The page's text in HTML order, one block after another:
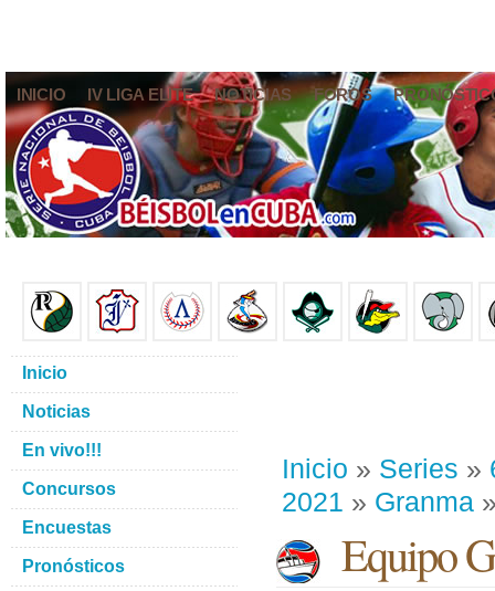
INICIO IV LIGA ELITE NOTICIAS FOROS
Inicio » Series »
2021 » Granma
Equipo
Inicio
Noticias
En vivo!!!
Concursos
Encuestas
Pronósticos